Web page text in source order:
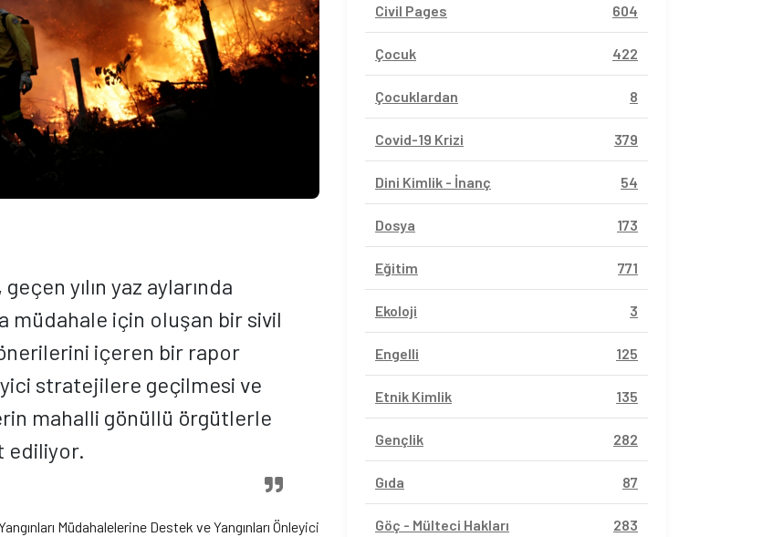
yılın yaz aylarında
müdahale için oluşan bir sivil
içeren bir rapor
stratejilere geçilmesi ve
mahalli gönüllü örgütlerle
ediliyor.
Müdahalelerine Destek ve Yangınları Önleyici
Civil Pages 604
Çocuk 422
Çocuklardan 8
Covid-19 Krizi 379
Dini Kimlik - İnanç 54
Dosya 173
Eğitim 771
Ekoloji 3
Engelli 125
Etnik Kimlik 135
Gençlik 282
Gıda 87
Göç - Mülteci Hakları 283